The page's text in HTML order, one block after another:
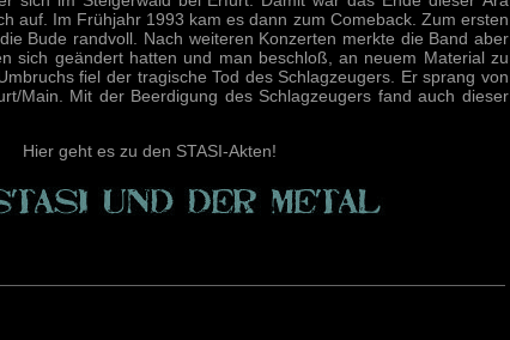
auf. Im Frühjahr 1993 kam es dann zum Comeback. Zum ersten
Bude randvoll. Nach weiteren Konzerten merkte die Band aber
sich geändert hatten und man beschloß, an neuem Material zu
fiel der tragische Tod des Schlagzeugers. Er sprang von
Main. Mit der Beerdigung des Schlagzeugers fand auch dieser
Hier geht es zu den STASI-Akten!